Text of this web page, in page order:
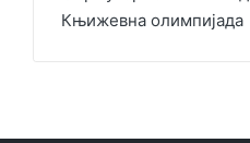
Књижевна олимпијада